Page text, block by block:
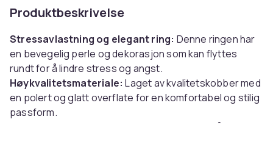
Produktbeskrivelse
Stressavlastning og elegant ring: Denne ringen har
en bevegelig perle og dekorasjon som kan flyttes
rundt for å lindre stress og angst.
Høykvalitetsmateriale: Laget av kvalitetskobber med
en polert og glatt overflate for en komfortabel og stilig
passform.
Ringen er designet for å enkelt